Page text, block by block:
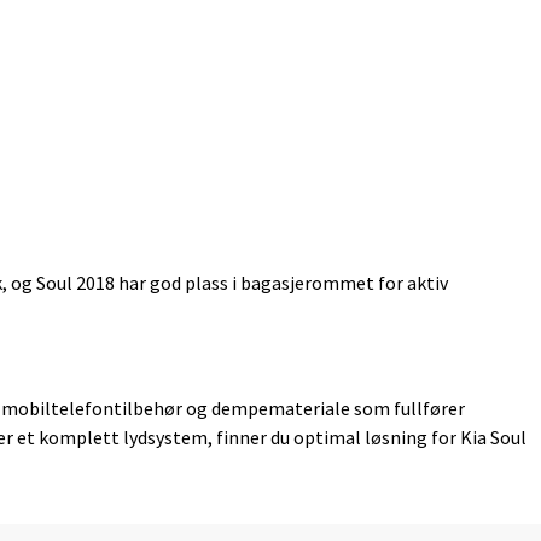
Soul 2018 har god plass i bagasjerommet for aktiv
mobiltelefontilbehør og dempemateriale som fullfører
et komplett lydsystem, finner du optimal løsning for Kia Soul